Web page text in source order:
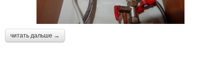
читать дальше →